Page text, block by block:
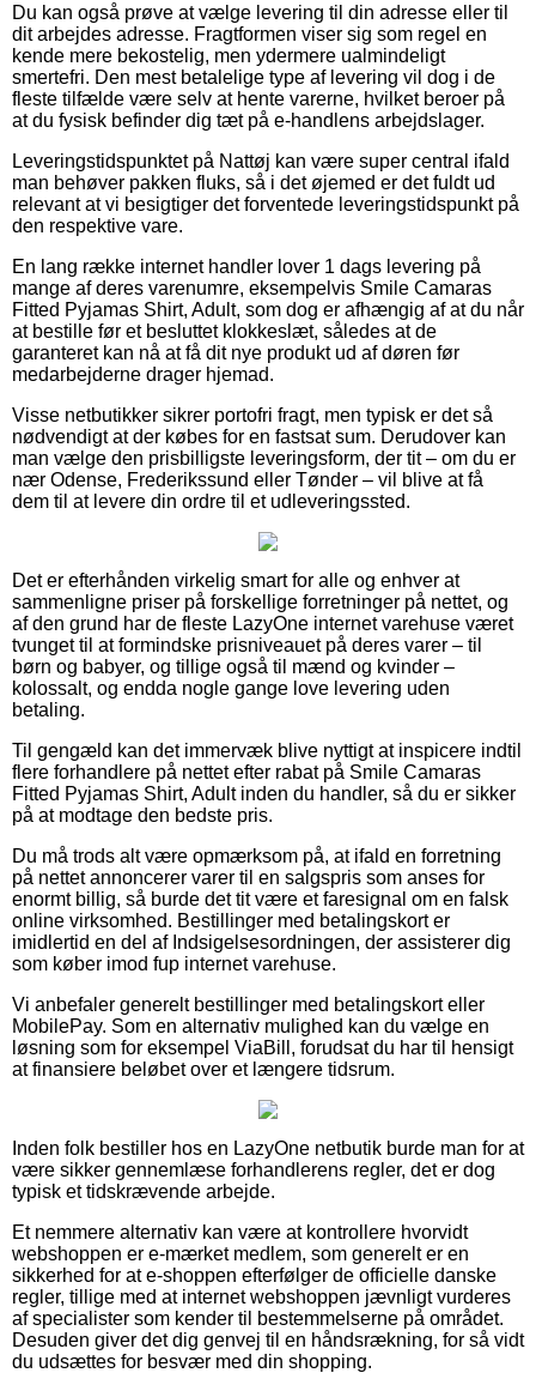
Du kan også prøve at vælge levering til din adresse eller til
dit arbejdes adresse. Fragtformen viser sig som regel en
kende mere bekostelig, men ydermere ualmindeligt
smertefri. Den mest betalelige type af levering vil dog i de
fleste tilfælde være selv at hente varerne, hvilket beroer på
at du fysisk befinder dig tæt på e-handlens arbejdslager.
Leveringstidspunktet på Nattøj kan være super central ifald
man behøver pakken fluks, så i det øjemed er det fuldt ud
relevant at vi besigtiger det forventede leveringstidspunkt på
den respektive vare.
En lang række internet handler lover 1 dags levering på
mange af deres varenumre, eksempelvis Smile Camaras
Fitted Pyjamas Shirt, Adult, som dog er afhængig af at du når
at bestille før et besluttet klokkeslæt, således at de
garanteret kan nå at få dit nye produkt ud af døren før
medarbejderne drager hjemad.
Visse netbutikker sikrer portofri fragt, men typisk er det så
nødvendigt at der købes for en fastsat sum. Derudover kan
man vælge den prisbilligste leveringsform, der tit – om du er
nær Odense, Frederikssund eller Tønder – vil blive at få
dem til at levere din ordre til et udleveringssted.
Det er efterhånden virkelig smart for alle og enhver at
sammenligne priser på forskellige forretninger på nettet, og
af den grund har de fleste LazyOne internet varehuse været
tvunget til at formindske prisniveauet på deres varer – til
børn og babyer, og tillige også til mænd og kvinder –
kolossalt, og endda nogle gange love levering uden
betaling.
Til gengæld kan det immervæk blive nyttigt at inspicere indtil
flere forhandlere på nettet efter rabat på Smile Camaras
Fitted Pyjamas Shirt, Adult inden du handler, så du er sikker
på at modtage den bedste pris.
Du må trods alt være opmærksom på, at ifald en forretning
på nettet annoncerer varer til en salgspris som anses for
enormt billig, så burde det tit være et faresignal om en falsk
online virksomhed. Bestillinger med betalingskort er
imidlertid en del af Indsigelsesordningen, der assisterer dig
som køber imod fup internet varehuse.
Vi anbefaler generelt bestillinger med betalingskort eller
MobilePay. Som en alternativ mulighed kan du vælge en
løsning som for eksempel ViaBill, forudsat du har til hensigt
at finansiere beløbet over et længere tidsrum.
Inden folk bestiller hos en LazyOne netbutik burde man for at
være sikker gennemlæse forhandlerens regler, det er dog
typisk et tidskrævende arbejde.
Et nemmere alternativ kan være at kontrollere hvorvidt
webshoppen er e-mærket medlem, som generelt er en
sikkerhed for at e-shoppen efterfølger de officielle danske
regler, tillige med at internet webshoppen jævnligt vurderes
af specialister som kender til bestemmelserne på området.
Desuden giver det dig genvej til en håndsrækning, for så vidt
du udsættes for besvær med din shopping.